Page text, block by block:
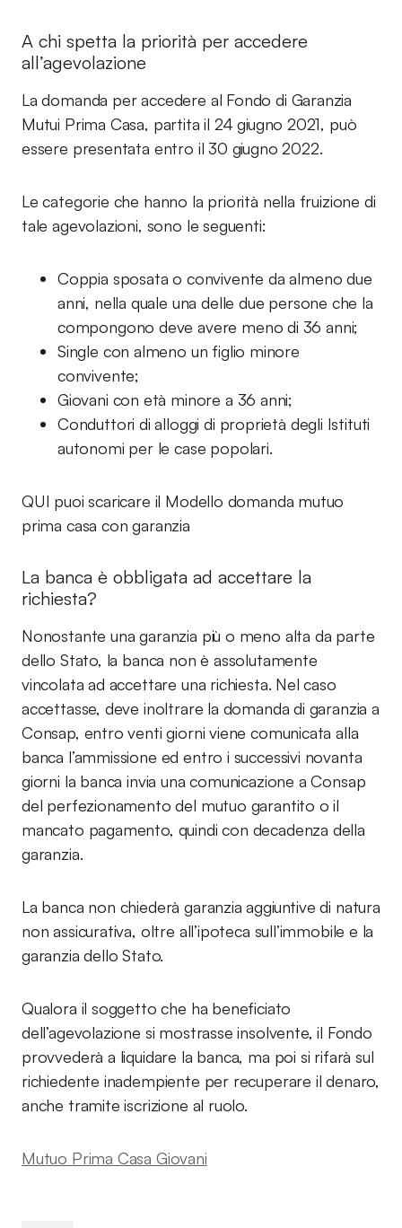
A chi spetta la priorità per accedere
all’agevolazione
La domanda per accedere al Fondo di Garanzia
Mutui Prima Casa, partita il 24 giugno 2021, può
essere presentata entro il 30 giugno 2022.
Le categorie che hanno la priorità nella fruizione di
tale agevolazioni, sono le seguenti:
Coppia sposata o convivente da almeno due
anni, nella quale una delle due persone che la
compongono deve avere meno di 36 anni;
Single con almeno un figlio minore
convivente;
Giovani con età minore a 36 anni;
Conduttori di alloggi di proprietà degli Istituti
autonomi per le case popolari.
QUI puoi scaricare il Modello domanda mutuo
prima casa con garanzia
La banca è obbligata ad accettare la
richiesta?
Nonostante una garanzia più o meno alta da parte
dello Stato, la banca non è assolutamente
vincolata ad accettare una richiesta. Nel caso
accettasse, deve inoltrare la domanda di garanzia a
Consap, entro venti giorni viene comunicata alla
banca l’ammissione ed entro i successivi novanta
giorni la banca invia una comunicazione a Consap
del perfezionamento del mutuo garantito o il
mancato pagamento, quindi con decadenza della
garanzia.
La banca non chiederà garanzia aggiuntive di natura
non assicurativa, oltre all’ipoteca sull’immobile e la
garanzia dello Stato.
Qualora il soggetto che ha beneficiato
dell’agevolazione si mostrasse insolvente, il Fondo
provvederà a liquidare la banca, ma poi si rifarà sul
richiedente inadempiente per recuperare il denaro,
anche tramite iscrizione al ruolo.
Mutuo Prima Casa Giovani